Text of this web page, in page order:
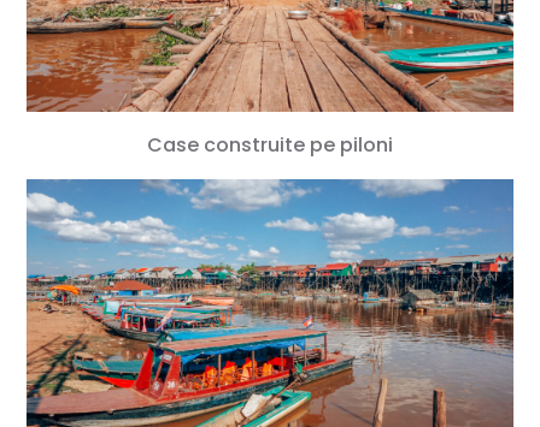
Case construite pe piloni